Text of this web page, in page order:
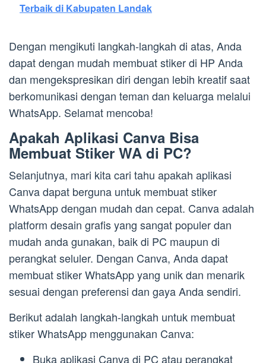
Terbaik di Kabupaten Landak
Dengan mengikuti langkah-langkah di atas, Anda
dapat dengan mudah membuat stiker di HP Anda
dan mengekspresikan diri dengan lebih kreatif saat
berkomunikasi dengan teman dan keluarga melalui
WhatsApp. Selamat mencoba!
Apakah Aplikasi Canva Bisa
Membuat Stiker WA di PC?
Selanjutnya, mari kita cari tahu apakah aplikasi
Canva dapat berguna untuk membuat stiker
WhatsApp dengan mudah dan cepat. Canva adalah
platform desain grafis yang sangat populer dan
mudah anda gunakan, baik di PC maupun di
perangkat seluler. Dengan Canva, Anda dapat
membuat stiker WhatsApp yang unik dan menarik
sesuai dengan preferensi dan gaya Anda sendiri.
Berikut adalah langkah-langkah untuk membuat
stiker WhatsApp menggunakan Canva:
Buka aplikasi Canva di PC atau perangkat